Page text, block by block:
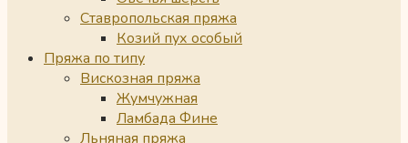
Ставропольская пряжа
Козий пух особый
Пряжа по типу
Вискозная пряжа
Жумчужная
Ламбада Фине
Льняная пряжа